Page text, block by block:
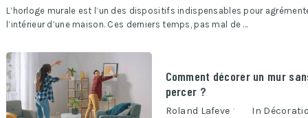
L’horloge murale est l’un des dispositifs indispensables pour
l’intérieur d’une maison. Ces derniers temps, pas mal de …
Comment décorer un mur
percer ?
Roland Lafeve In